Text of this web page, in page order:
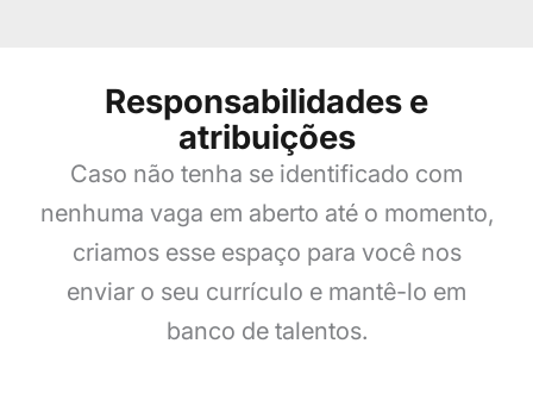
Responsabilidades e
atribuições
Caso não tenha se identificado com
nenhuma vaga em aberto até o momento,
criamos esse espaço para você nos
enviar o seu currículo e mantê-lo em
banco de talentos.